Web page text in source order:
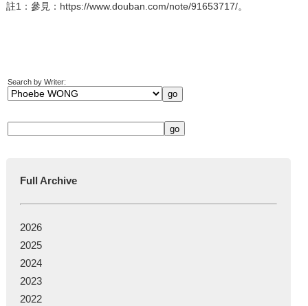
註1：參見： https://www.douban.com/note/91653717/。
Search by Writer:
Full Archive
2026
2025
2024
2023
2022